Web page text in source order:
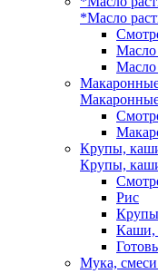
*Масло
Масло
Масло
Крупы,
Крупы,
Рис
Каши,
Мука,